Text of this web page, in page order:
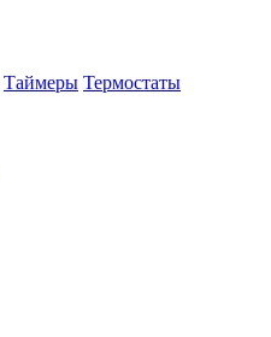
Таймеры Термостаты